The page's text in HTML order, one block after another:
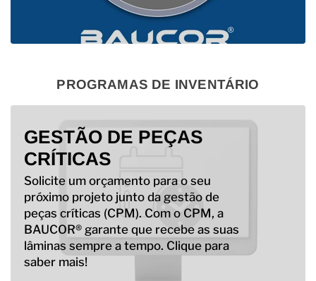
PROGRAMAS DE INVENTÁRIO
GESTÃO DE PEÇAS
CRÍTICAS
Solicite um orçamento para o seu
próximo projeto junto da gestão de
peças críticas (CPM). Com o CPM, a
BAUCOR® garante que recebe as suas
lâminas sempre a tempo. Clique para
saber mais!